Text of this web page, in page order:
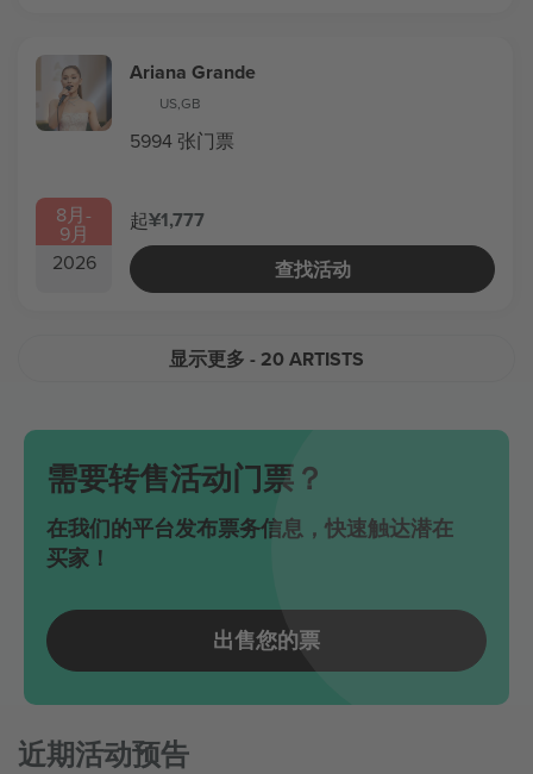
8月-
9月
2026
Ariana Grande
US,GB
5994 张门票
起¥1,777
查找活动
显示更多 - 20 ARTISTS
需要转售活动门票？
在我们的平台发布票务信息，快速触达潜在
买家！
出售您的票
近期活动预告